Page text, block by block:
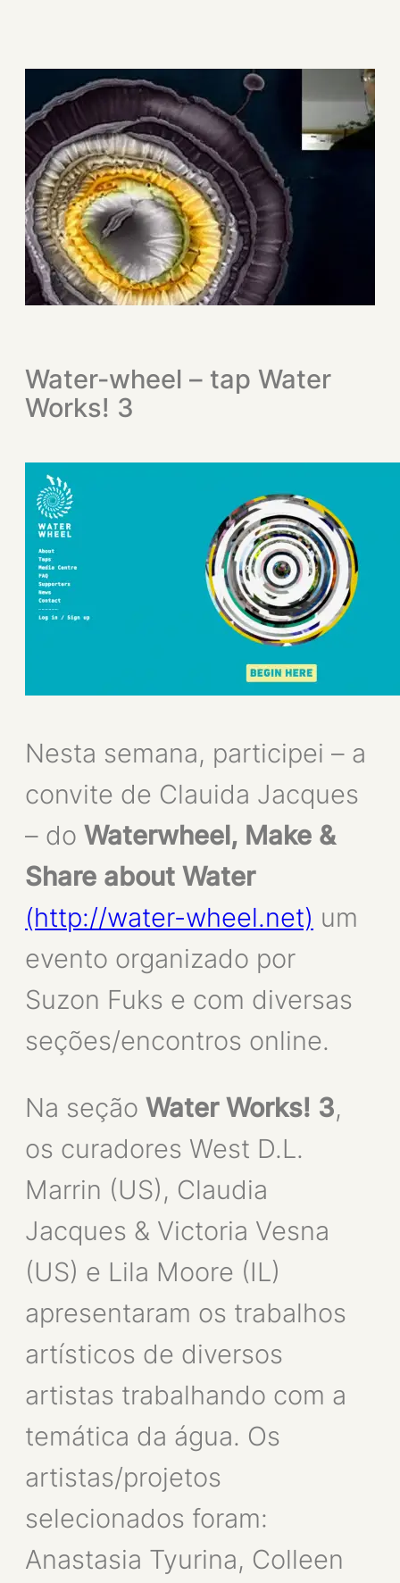
Water-wheel – tap Water
Works! 3
Nesta semana, participei – a
convite de Clauida Jacques
– do Waterwheel, Make &
Share about Water
(http://water-wheel.net) um
evento organizado por
Suzon Fuks e com diversas
seções/encontros online.
Na seção Water Works! 3,
os curadores West D.L.
Marrin (US), Claudia
Jacques & Victoria Vesna
(US) e Lila Moore (IL)
apresentaram os trabalhos
artísticos de diversos
artistas trabalhando com a
temática da água. Os
artistas/projetos
selecionados foram:
Anastasia Tyurina, Colleen